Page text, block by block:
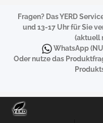
Fragen? Das YERD
und 13-17 Uhr für Sie
(aktuell
WhatsApp
Oder nutze das